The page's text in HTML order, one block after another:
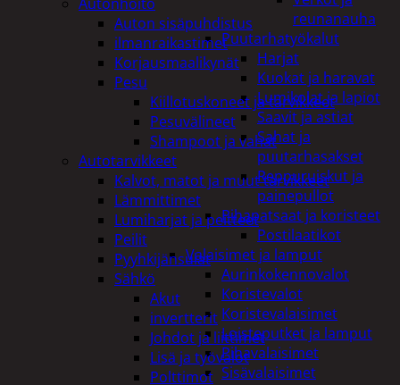
reunanauha
Puutarhatyökalut
Harjat
Kuokat ja haravat
Lumikolat ja lapiot
Saavit ja astiat
Sahat ja
puutarhasakset
Reppuruiskut ja
painepullot
Pihapatsaat ja koristeet
Postilaatikot
Valaisimet ja lamput
Aurinkokennovalot
Koristevalot
Koristevalaisimet
Loisteputket ja lamput
Pihavalaisimet
Sisävalaisimet
Auton sisäpuhdistus
ilmanraikastimet
Korjausmaalikynät
Pesu
Kiillotuskoneet ja tarvikkeet
Pesuvälineet
Shampoot ja vahat
Autotarvikkeet
Kalvot, matot ja muut tarvikkeet
Lämmittimet
Lumiharjat ja peitteet
Peilit
Pyyhkijänsulat
Sähkö
Akut
invertterit
Johdot ja liittimet
Lisä ja työvalot
Polttimot